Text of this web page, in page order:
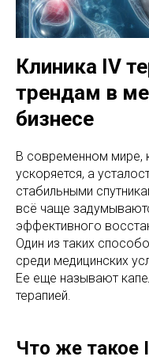
Клиника IV
трендам в
бизнесе
В современном мире,
ускоряется, а
стабильными
всё чаще
эффективного
Один из таких
среди медицинских
Ее еще называют
терапией.
Что же такое